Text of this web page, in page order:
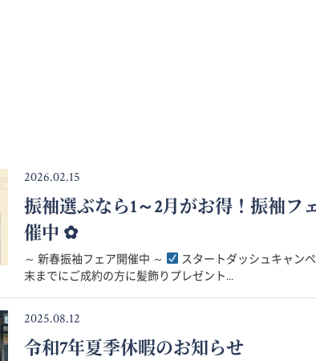
2026.02.15
振袖選ぶなら1～2月がお得！振袖フ
催中 ✿
～ 新春振袖フェア開催中 ～
スタートダッシュキャン
末までにご成約の方に髪飾りプレゼント...
2025.08.12
令和7年夏季休暇のお知らせ